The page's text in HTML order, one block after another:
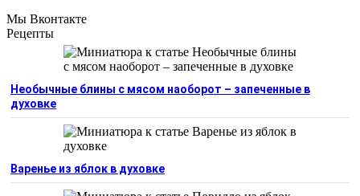
Мы Вконтакте
Рецепты
Необычные блины с мясом наоборот – запеченные в
духовке
Варенье из яблок в духовке